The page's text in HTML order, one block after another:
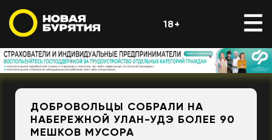
18+
ДОБРОВОЛЬЦЫ СОБРАЛИ НА
НАБЕРЕЖНОЙ УЛАН-УДЭ БОЛЕЕ 90
МЕШКОВ МУСОРА